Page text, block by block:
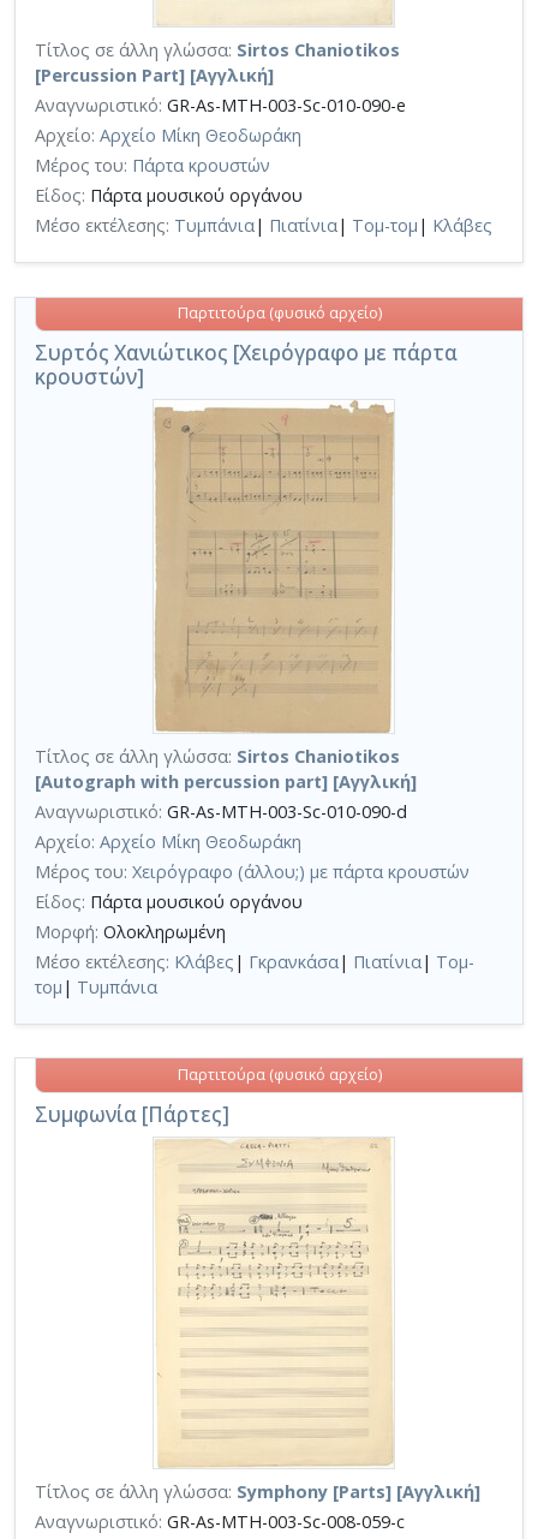
Τίτλος σε άλλη γλώσσα: Sirtos Chaniotikos
[Percussion Part] [Αγγλική]
Αναγνωριστικό: GR-As-MTH-003-Sc-010-090-e
Αρχείο: Αρχείο Μίκη Θεοδωράκη
Μέρος του: Πάρτα κρουστών
Είδος: Πάρτα μουσικού οργάνου
Μέσο εκτέλεσης: Τυμπάνια| Πιατίνια| Τομ-τομ | Κλάβες
Συρτός Χανιώτικος [Χειρόγραφο με πάρτα
κρουστών]
Παρτιτούρα (φυσικό αρχείο)
Τίτλος σε άλλη γλώσσα: Sirtos Chaniotikos
[Autograph with percussion part] [Αγγλική]
Αναγνωριστικό: GR-As-MTH-003-Sc-010-090-d
Αρχείο: Αρχείο Μίκη Θεοδωράκη
Μέρος του: Χειρόγραφο (άλλου;) με πάρτα κρουστών
Είδος: Πάρτα μουσικού οργάνου
Μορφή: Ολοκληρωμένη
Μέσο εκτέλεσης: Κλάβες | Γκρανκάσα| Πιατίνια| Τομ-
τομ | Τυμπάνια
Συμφωνία [Πάρτες]
Παρτιτούρα (φυσικό αρχείο)
Τίτλος σε άλλη γλώσσα: Symphony [Parts] [Αγγλική]
Αναγνωριστικό: GR-As-MTH-003-Sc-008-059-c